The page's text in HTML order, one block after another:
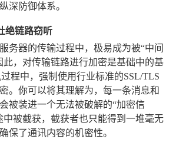
深防御体系。
绝链路窃听
务器的传输过程中，极易成为被“中间
此，对传输链路进行加密是基础中的基
程中，强制使用行业标准的SSL/TLS
。你可以将其理解为，每一条消息和
被装进一个无法被破解的“加密信
中被截获，截获者也只能得到一堆毫无
保了通讯内容的机密性。